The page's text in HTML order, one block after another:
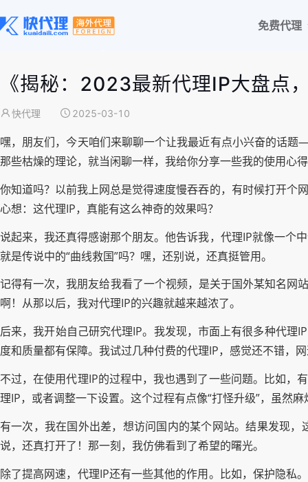
免费代理
《揭秘：2023最新代理IP大盘点
快代理 2025-03-10
嘿，朋友们，今天咱们来聊聊一个让我最近有点小兴奋的话
那些枯燥的理论，就当闲聊一样，我给你分享一些我的使用心
你知道吗？以前我上网总是觉得速度慢吞吞的，有时候打开个
心想：这代理IP，真能有这么神奇的效果吗？
说起来，我还真得感谢那个朋友。他告诉我，代理IP就像一个
就是传说中的“曲线救国”吗？嘿，还别说，还真挺管用。
记得有一次，我朋友给我看了一个视频，是关于国外某知名网
啊！从那以后，我对代理IP的兴趣就越来越浓了。
后来，我开始自己研究代理IP。我发现，市面上有很多种代理
度和质量都有保障。我试过几种付费的代理IP，感觉还不错，
不过，在使用代理IP的过程中，我也遇到了一些问题。比如，
理IP，或者调整一下设置。这个过程有点像“打怪升级”，虽然
有一次，我在国外出差，想访问国内的某个网站。结果发现
说，还真打开了！那一刻，我仿佛看到了希望的曙光。
除了提高网速，代理IP还有一些其他的作用。比如，保护隐私